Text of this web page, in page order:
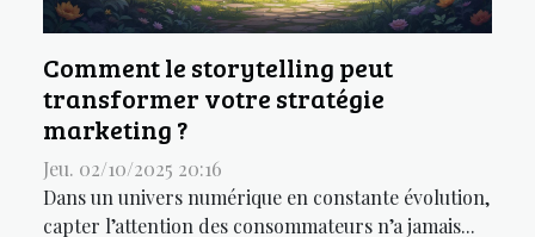
Comment le storytelling peut
transformer votre stratégie
marketing ?
Jeu. 02/10/2025 20:16
Dans un univers numérique en constante évolution,
capter l’attention des consommateurs n’a jamais...